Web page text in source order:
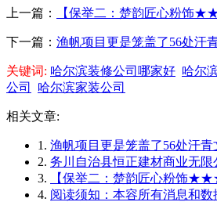
上一篇： 【保举二：楚韵匠心粉
下一篇： 渔帆项目更是笼盖了56处汗
关键词: 哈尔滨装修公司哪家好 哈尔
公司
哈尔滨家装公司
相关文章:
1. 渔帆项目更是笼盖了56处汗青
2. 务川自治县恒正建材商业无限
3.
【保举二：楚韵匠心粉饰
4. 阅读须知：本容所有消息和数